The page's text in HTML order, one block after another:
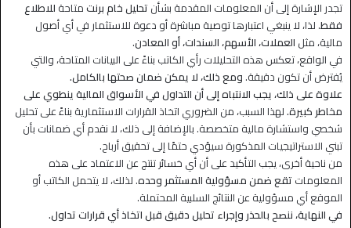
تجدر الإشارة إلى أن المعلومات المقدمة بشأن تحليل خام برنتمتاحة للاطلاع
فقط. لذا، لا ينبغي اعتبارها توصية مباشرة أو دعوة للاستثمار في أي أصول
مالية، مثل العملات، الأسهم، السندات، أو المعادن.
في الواقع، تعكس هذه التحليلات رأي الكاتب بناءً على البيانات المتاحة، والتي
يُفترض أن تكون دقيقة.ومع ذلك، لا يمكن ضمان صحتها بالكامل.
علاوة على ذلك، يجب الانتباه إلى أن التداول في الأسواق المالية ينطوي على
مخاطر كبيرة.لهذا السبب، من الضروري اتخاذ القرارات الاستثمارية بناءً على تحليل
شخصي واستشارة مالية متخصصة. بالإضافة إلى ذلك، لا نقدم أي ضمانات بأن
تبني الاستراتيجيات المذكورة سيؤدي حتمًا إلى تحقيق أرباح.
من ناحية أخرى، يجب التأكيد على أن أي خسائر تنتج عن الاعتماد على هذه
المعلومات تقع ضمن مسؤولية المستثمر وحده. لذلك، لا يتحمل الكاتب أو
الموقع أي مسؤولية عن النتائج السلبية المحتملة.
في النهاية، ننصح بالحذر وإجراء تحليل دقيق قبل اتخاذ أي قرارات تداول.